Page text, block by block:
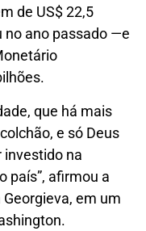
de US$ 22,5
no ano passado —e
que há mais
e só Deus
investido na
país”, afirmou a
em um